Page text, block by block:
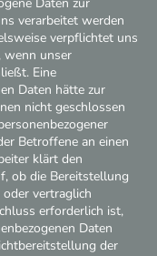
verarbeitet werden
verpflichtet uns
wenn unser
Eine
Daten hätte zur
nicht geschlossen
Betroffene an einen
klärt den
ob die Bereitstellung
vertraglich
erforderlich ist,
Daten
der